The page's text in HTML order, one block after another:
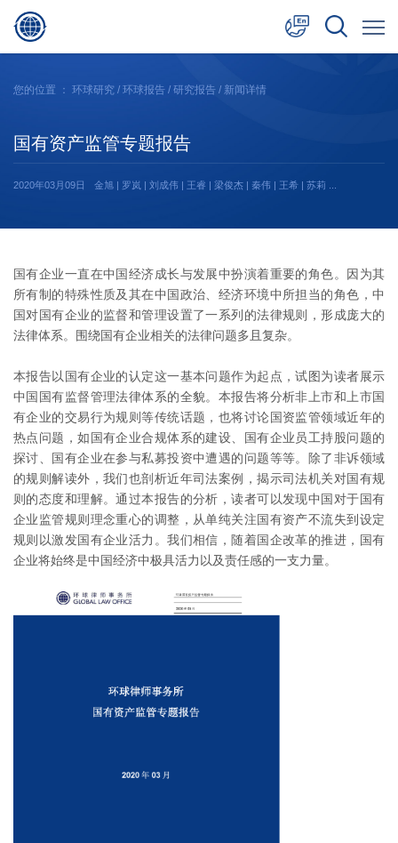
日本語
您的位置 ： 环球研究 / 环球报告 / 研究报告 / 新闻详情
国有资产监管专题报告
2020年03月09日 金旭 | 罗岚 | 刘成伟 | 王睿 | 梁俊杰 | 秦伟 | 王希 | 苏莉 ...
国有企业一直在中国经济成长与发展中扮演着重要的角色。因为其
所有制的特殊性质及其在中国政治、经济环境中所担当的角色，中
国对国有企业的监督和管理设置了一系列的法律规则，形成庞大的
法律体系。围绕国有企业相关的法律问题多且复杂。
本报告以国有企业的认定这一基本问题作为起点，试图为读者展示
中国国有监督管理法律体系的全貌。本报告将分析非上市和上市国
有企业的交易行为规则等传统话题，也将讨论国资监管领域近年的
热点问题，如国有企业合规体系的建设、国有企业员工持股问题的
探讨、国有企业在参与私募投资中遭遇的问题等等。除了非诉领域
的规则解读外，我们也剖析近年司法案例，揭示司法机关对国有规
则的态度和理解。通过本报告的分析，读者可以发现中国对于国有
企业监管规则理念重心的调整，从单纯关注国有资产不流失到设定
规则以激发国有企业活力。我们相信，随着国企改革的推进，国有
企业将始终是中国经济中极具活力以及责任感的一支力量。